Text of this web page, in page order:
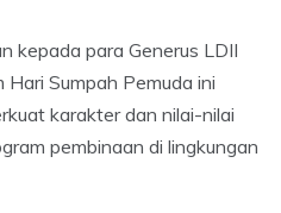
kepada para Generus LDII
Sumpah Pemuda ini
karakter dan nilai-nilai
pembinaan di lingkungan